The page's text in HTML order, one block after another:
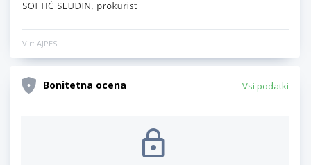
Vir: AJPES
Bonitetna ocena Vsi podatki